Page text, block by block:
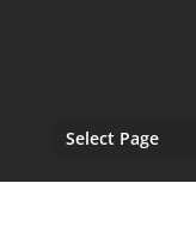
Select Page